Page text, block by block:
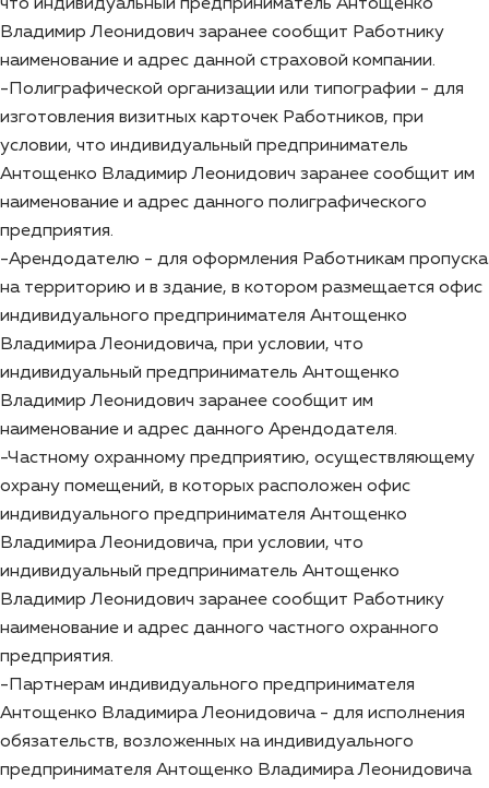
что индивидуальный предприниматель Антощенко
Владимир Леонидович заранее сообщит Работнику
наименование и адрес данной страховой компании.
-Полиграфической организации или типографии - для
изготовления визитных карточек Работников, при
условии, что индивидуальный предприниматель
Антощенко Владимир Леонидович заранее сообщит им
наименование и адрес данного полиграфического
предприятия.
-Арендодателю - для оформления Работникам пропуска
на территорию и в здание, в котором размещается офис
индивидуального предпринимателя Антощенко
Владимира Леонидовича, при условии, что
индивидуальный предприниматель Антощенко
Владимир Леонидович заранее сообщит им
наименование и адрес данного Арендодателя.
-Частному охранному предприятию, осуществляющему
охрану помещений, в которых расположен офис
индивидуального предпринимателя Антощенко
Владимира Леонидовича, при условии, что
индивидуальный предприниматель Антощенко
Владимир Леонидович заранее сообщит Работнику
наименование и адрес данного частного охранного
предприятия.
-Партнерам индивидуального предпринимателя
Антощенко Владимира Леонидовича - для исполнения
обязательств, возложенных на индивидуального
предпринимателя Антощенко Владимира Леонидовича